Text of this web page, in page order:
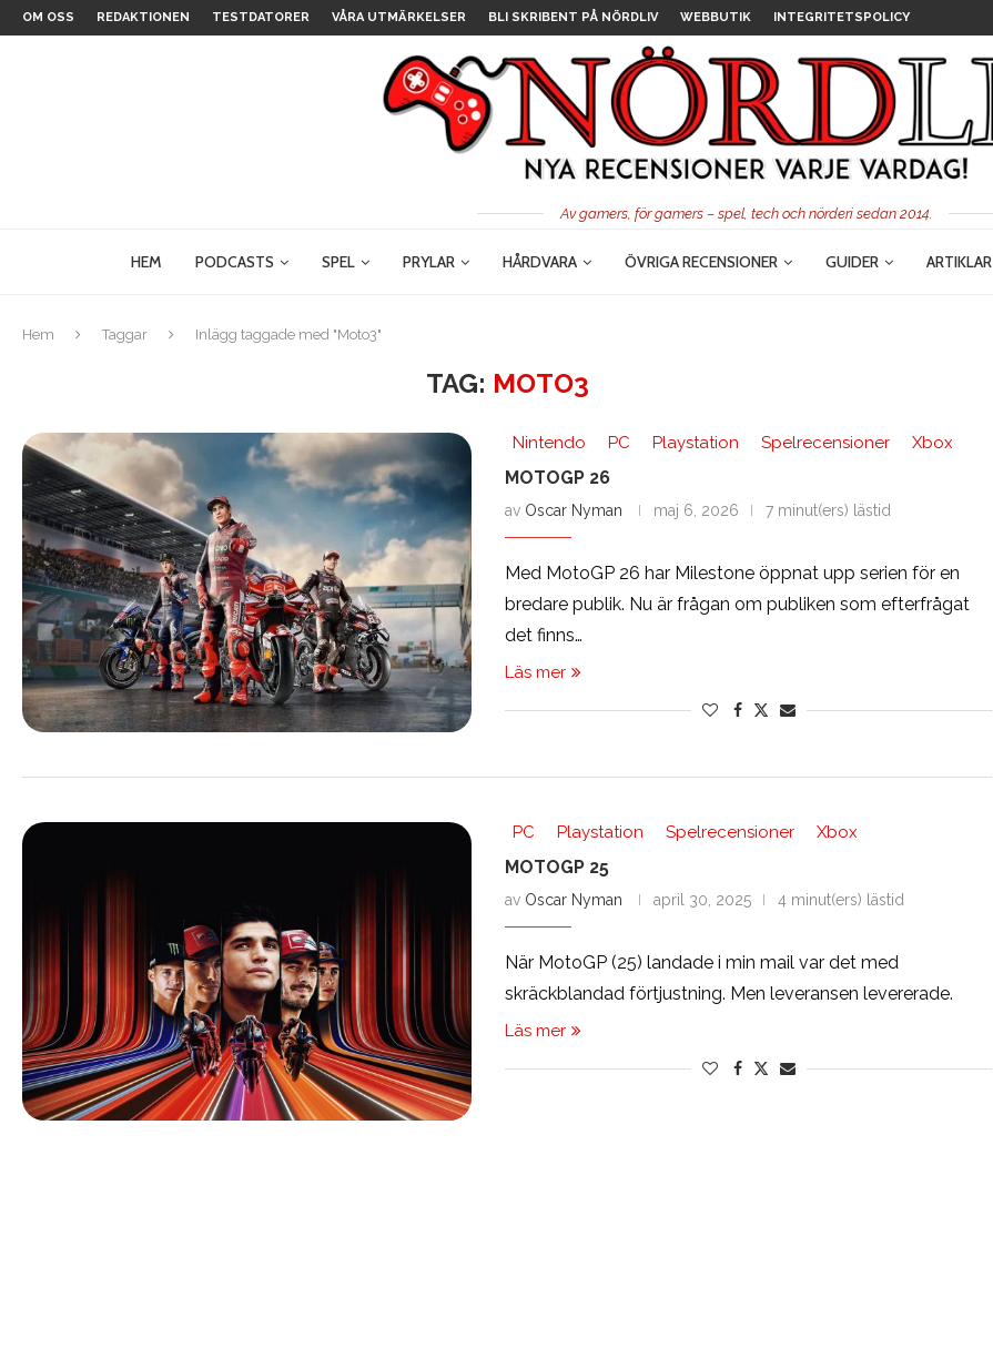
OM OSS REDAKTIONEN TESTDATORER VÅRA UTMÄRKELSER BLI SKRIBENT PÅ NÖRDLIV WEBBUTIK INTEGRITETSPOLICY
Av gamers, för gamers – spel, tech och nörderi sedan 2014.
HEM PODCASTS SPEL PRYLAR HÅRDVARA ÖVRIGA RECENSIONER GUIDER ARTIKLAR
Hem Taggar Inlägg taggade med "Moto3"
TAG: MOTO3
Nintendo PC Playstation Spelrecensioner Xbox
MOTOGP 26
av Oscar Nyman maj 6, 2026 7 minut(ers) lästid
Med MotoGP 26 har Milestone öppnat upp serien för en
bredare publik. Nu är frågan om publiken som efterfrågat
det finns…
Läs mer
PC Playstation Spelrecensioner Xbox
MOTOGP 25
av Oscar Nyman april 30, 2025 4 minut(ers) lästid
När MotoGP (25) landade i min mail var det med
skräckblandad förtjustning. Men leveransen levererade.
Läs mer